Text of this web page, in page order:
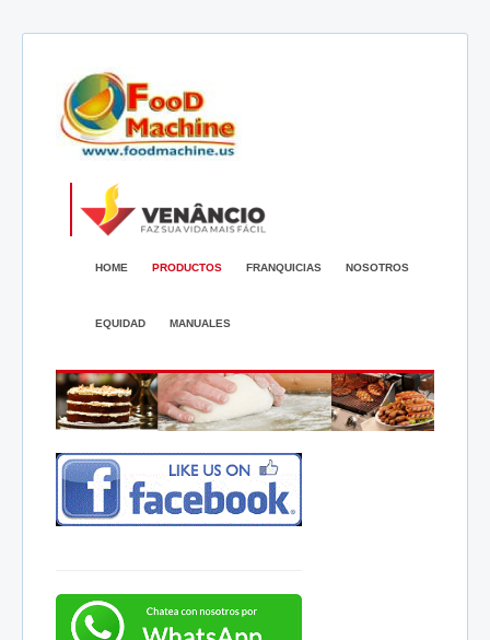
HOME PRODUCTOS FRANQUICIAS NOSOTROS
EQUIDAD MANUALES